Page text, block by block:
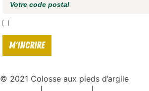
© 2021 Colosse aux pieds d’argile